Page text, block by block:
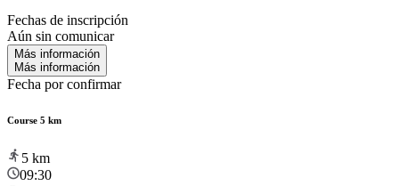
Fechas de inscripción
Aún sin comunicar
Más información
Más información
Fecha por confirmar
Course 5 km
5 km
09:30